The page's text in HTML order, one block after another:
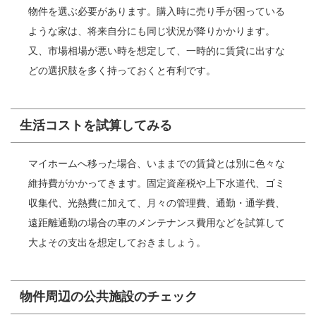
物件を選ぶ必要があります。購入時に売り手が困っている
ような家は、将来自分にも同じ状況が降りかかります。
又、市場相場が悪い時を想定して、一時的に賃貸に出すな
どの選択肢を多く持っておくと有利です。
生活コストを試算してみる
マイホームへ移った場合、いままでの賃貸とは別に色々な
維持費がかかってきます。固定資産税や上下水道代、ゴミ
収集代、光熱費に加えて、月々の管理費、通勤・通学費、
遠距離通勤の場合の車のメンテナンス費用などを試算して
大よその支出を想定しておきましょう。
物件周辺の公共施設のチェック